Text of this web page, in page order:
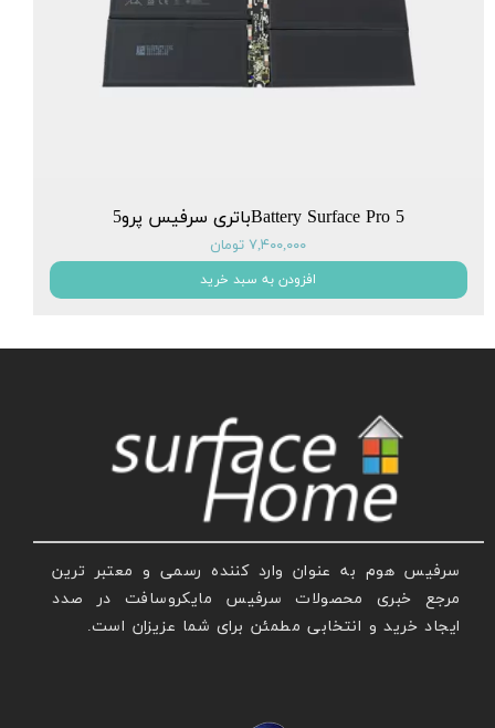
Battery Surface Pro 5باتری سرفیس پرو5
۷,۴۰۰,۰۰۰ تومان
افزودن به سبد خرید
سرفیس هوم به عنوان وارد کننده رسمی و معتبر ترین
مرجع خبری محصولات سرفیس مایکروسافت در صدد
ایجاد خرید و انتخابی مطمئن برای شما عزیزان است.